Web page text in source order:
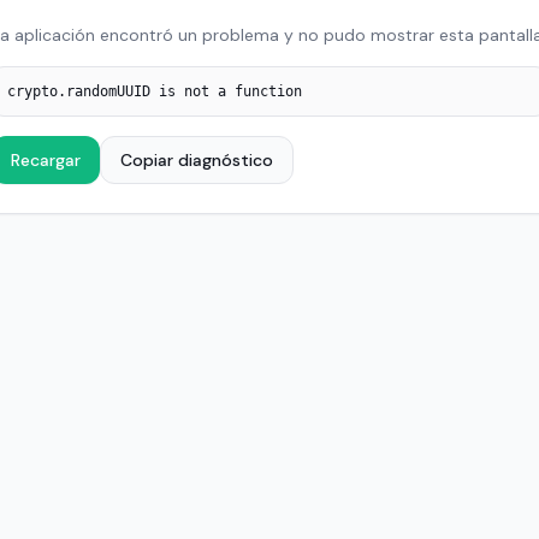
aplicación encontró un problema y no pudo mostrar esta
crypto.randomUUID is not a function
Recargar Copiar diagnóstico